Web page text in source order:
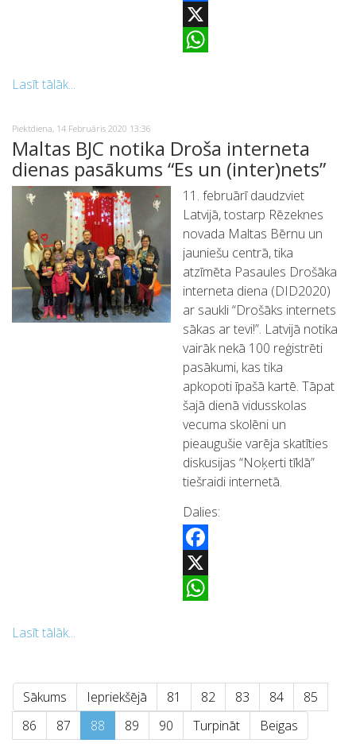
Facebook
X
Lasīt tālāk...
Piektdiena, 14 Februāris 2020 13:36
Maltas BJC notika Droša interneta
dienas pasākums “Es un (inter)nets”
11. februārī daudzviet
Latvijā, tostarp Rēzeknes
novada Maltas Bērnu un
jauniešu centrā, tika
atzīmēta Pasaules Drošāka
interneta diena (DID2020)
ar saukli “Drošāks internets
sākas ar tevi!”. Latvijā notika
vairāk nekā 100 reģistrēti
pasākumi, kas tika
apkopoti īpašā kartē. Tāpat
šajā dienā vidusskolas
vecuma skolēni un
pieaugušie varēja skatīties
diskusijas “Noķerti tīklā”
tiešraidi internetā.
Dalies:
Facebook
X
Lasīt tālāk...
Sākums Iepriekšējā 81 82 83 84
85
86
87 88 89 90 Turpināt Beigas